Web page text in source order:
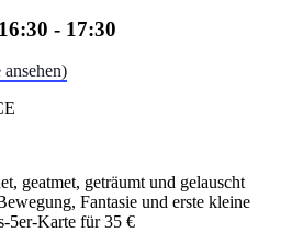
- 17:30
geatmet, geträumt und gelauscht
Fantasie und erste kleine
5er-Karte für 35 €